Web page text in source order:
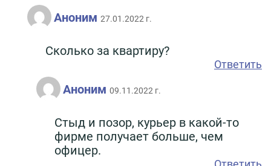
Аноним 27.01.2022 г.
Сколько за квартиру?
Ответить
Аноним 09.11.2022 г.
Стыд и позор, курьер в какой-то
фирме получает больше, чем
офицер.